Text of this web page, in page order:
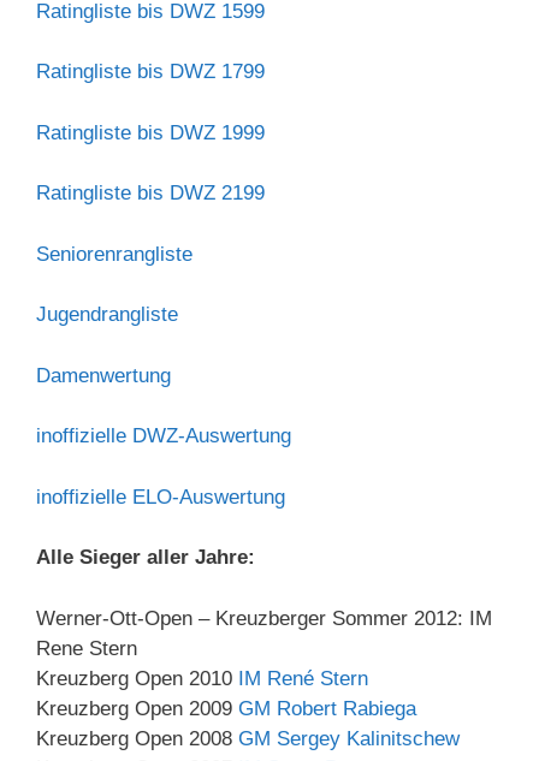
Ratingliste bis DWZ 1599
Ratingliste bis DWZ 1799
Ratingliste bis DWZ 1999
Ratingliste bis DWZ 2199
Seniorenrangliste
Jugendrangliste
Damenwertung
inoffizielle DWZ-Auswertung
inoffizielle ELO-Auswertung
Alle Sieger aller Jahre:
Werner-Ott-Open – Kreuzberger Sommer 2012: IM
Rene Stern
Kreuzberg Open 2010 IM René Stern
Kreuzberg Open 2009 GM Robert Rabiega
Kreuzberg Open 2008 GM Sergey Kalinitschew